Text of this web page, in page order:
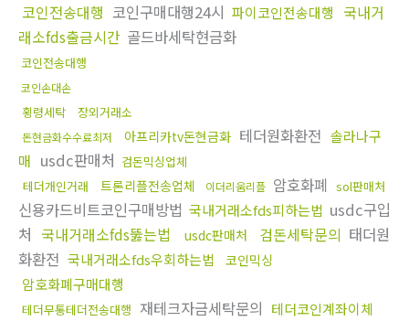
코인전송대행 코인구매대행24시 파이코인전송대행
국내거
래소fds출금시간 골드바세탁현금화
코인전송대행
코인손대손
횡령세탁 장외거래소
돈현금화수수료최저 아프리카tv돈현금화 테더원화환전 솔라나구
매 usdc판매처 검돈믹싱업체
테더개인거래
트론리플전송업체 이더리움리플 암호화폐 sol판매처
신용카드비트코인구매방법 국내거래소fds피하는법 usdc구입
처 국내거래소fds뚫는법 usdc판매처 검돈세탁문의 태더원
화환전 국내거래소fds우회하는법 코인믹싱
암호화폐구매대행
테더무통테더전송대행 재테크자금세탁문의 테더코인계좌이체